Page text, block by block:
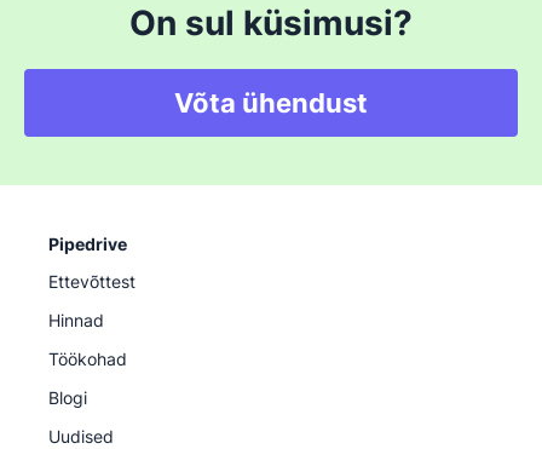
On sul küsimusi?
Võta ühendust
Pipedrive
Ettevõttest
Hinnad
Töökohad
Blogi
Uudised